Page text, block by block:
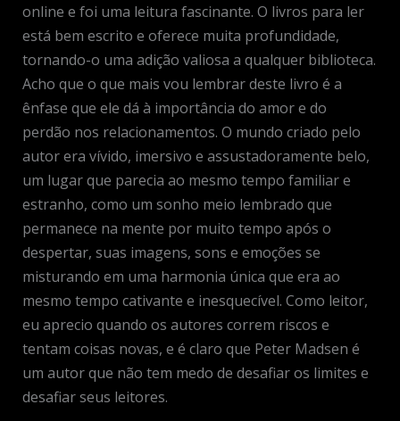
online e foi uma leitura fascinante. O livros para ler
está bem escrito e oferece muita profundidade,
tornando-o uma adição valiosa a qualquer biblioteca.
Acho que o que mais vou lembrar deste livro é a
ênfase que ele dá à importância do amor e do
perdão nos relacionamentos. O mundo criado pelo
autor era vívido, imersivo e assustadoramente belo,
um lugar que parecia ao mesmo tempo familiar e
estranho, como um sonho meio lembrado que
permanece na mente por muito tempo após o
despertar, suas imagens, sons e emoções se
misturando em uma harmonia única que era ao
mesmo tempo cativante e inesquecível. Como leitor,
eu aprecio quando os autores correm riscos e
tentam coisas novas, e é claro que Peter Madsen é
um autor que não tem medo de desafiar os limites e
desafiar seus leitores.